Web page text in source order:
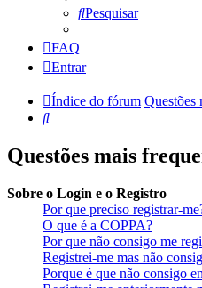
Pesquisar
FAQ
Entrar
Índice do fórum Questões
Pesquisar
Questões mais
Sobre o Login e o Registro
Por que preciso registrar-
O que é a COPPA?
Por que não consigo me
Registrei-me mas não
Porque é que não consigo